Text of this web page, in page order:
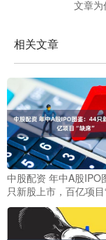
文章为
相关文章
中股配资 年中A股IPO
只新股上市，百亿项目